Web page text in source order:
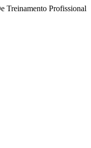
Treinamento Profissional